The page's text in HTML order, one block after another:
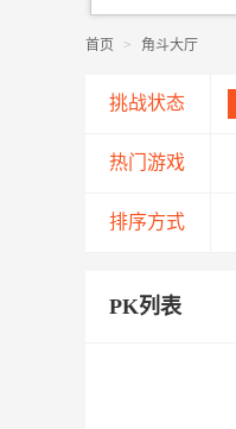
首页 > 角斗大厅
挑战状态
热门游戏
排序方式
PK列表